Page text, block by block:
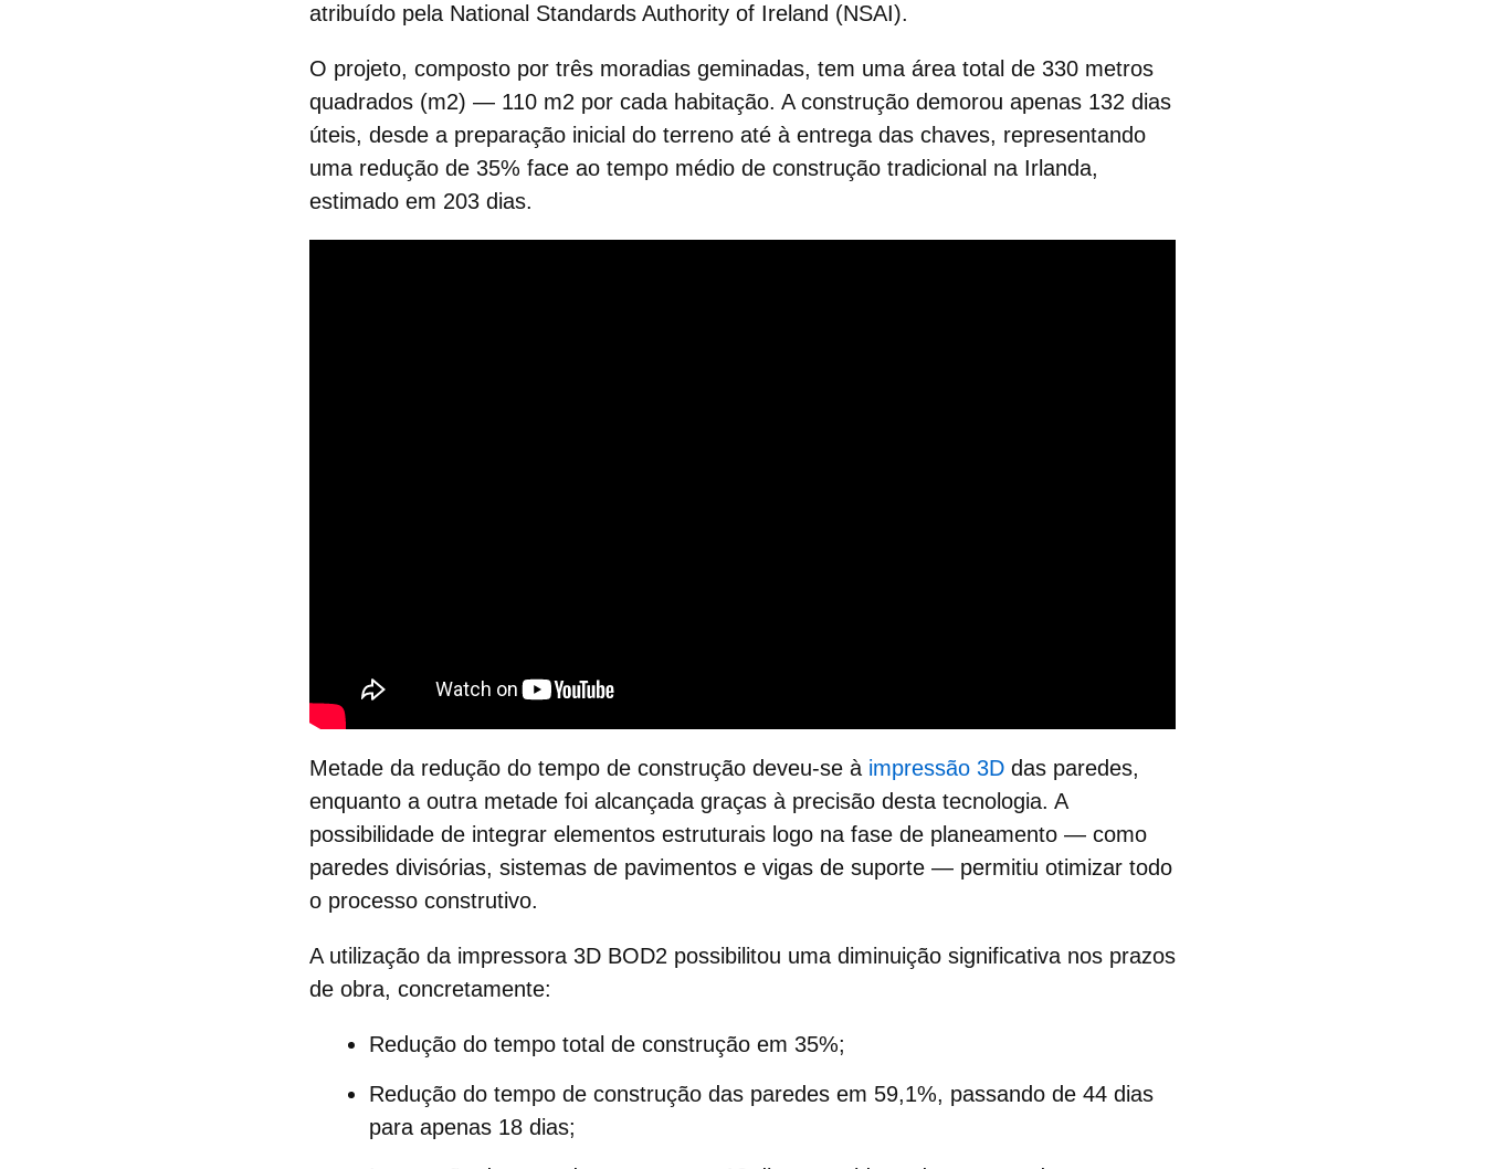
atribuído pela National Standards Authority of Ireland (NSAI).
O projeto, composto por três moradias geminadas, tem uma área total de 330 metros
quadrados (m2) — 110 m2 por cada habitação. A construção demorou apenas 132 dias
úteis, desde a preparação inicial do terreno até à entrega das chaves, representando
uma redução de 35% face ao tempo médio de construção tradicional na Irlanda,
estimado em 203 dias.
Metade da redução do tempo de construção deveu-se à impressão 3D das paredes,
enquanto a outra metade foi alcançada graças à precisão desta tecnologia. A
possibilidade de integrar elementos estruturais logo na fase de planeamento — como
paredes divisórias, sistemas de pavimentos e vigas de suporte — permitiu otimizar todo
o processo construtivo.
A utilização da impressora 3D BOD2 possibilitou uma diminuição significativa nos prazos
de obra, concretamente:
Redução do tempo total de construção em 35%;
Redução do tempo de construção das paredes em 59,1%, passando de 44 dias
para apenas 18 dias;